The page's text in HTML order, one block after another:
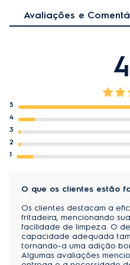
Indicador Luminoso de
permitindo maior
Avaliações e
5
4
3
2
1
O que os clientes estão
Os clientes destacam a
fritadeira, mencionando
facilidade de limpeza. O
capacidade adequada
tornando-a uma adição
Algumas avaliações